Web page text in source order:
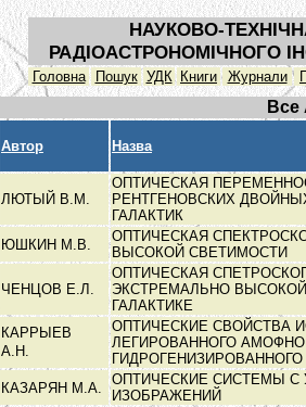
НАУКОВО-
РАДІОАСТРОНОМІЧНОГО
Головна Пошук УДК Книги Журнали
Все
Автор Назва
ЛЮТЫЙ В.М.
ОПТИЧЕСКАЯ
РЕНТГЕНОВСКИХ
ГАЛАКТИК
ЮШКИН М.В.
ОПТИЧЕСКАЯ
ВЫСОКОЙ СВЕТИМОСТИ
ЧЕНЦОВ Е.Л.
ОПТИЧЕСКАЯ
ЭКСТРЕМАЛЬНО
ГАЛАКТИКЕ
КАРРЫЕВ
А.Н.
ОПТИЧЕСКИЕ СВОЙСТВА
ЛЕГИРОВАННОГО
КАЗАРЯН М.А.
ОПТИЧЕСКИЕ СИСТЕМЫ С
ИЗОБРАЖЕНИЙ